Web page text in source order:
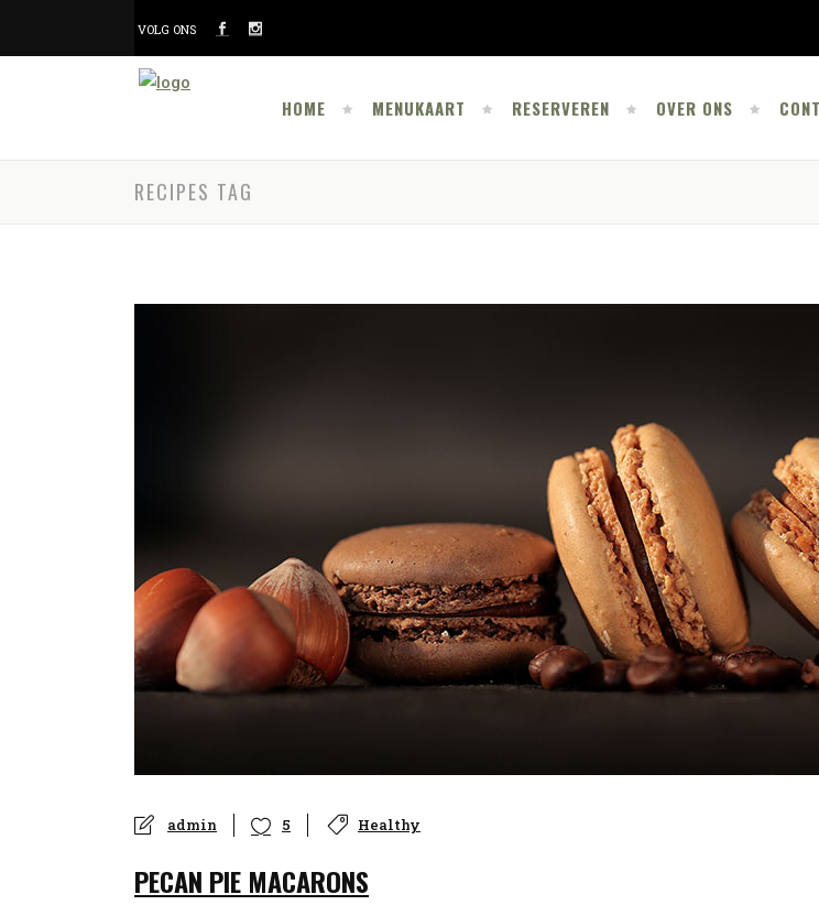
VOLG ONS
HOME MENUKAART RESERVEREN OVER ONS
RECIPES TAG
admin 5 Healthy
PECAN PIE MACARONS